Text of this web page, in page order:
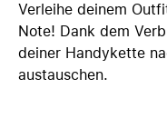
Verleihe deinem
Note! Dank dem
deiner Handykette
austauschen.